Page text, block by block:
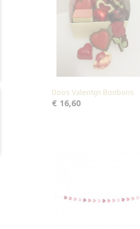
Doos Valentijn Bonbons
€ 16,60